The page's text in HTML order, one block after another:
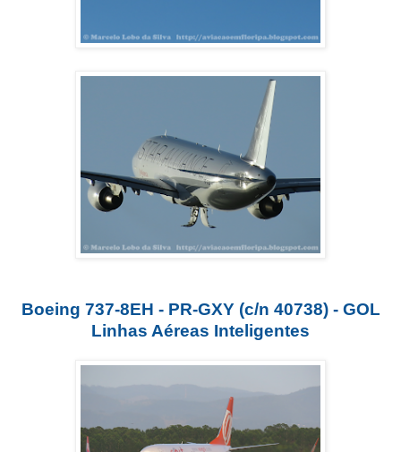
Boeing 737-8EH - PR-GXY (c/n 40738) - GOL
Linhas Aéreas Inteligentes